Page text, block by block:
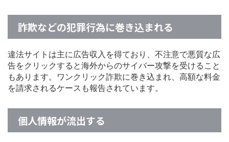
詐欺などの犯罪行為に巻き込まれる
違法サイトは主に広告収入を得ており、不注意で悪質な広
告をクリックすると海外からのサイバー攻撃を受けること
もあります。ワンクリック詐欺に巻き込まれ、高額な料金
を請求されるケースも報告されています。
個人情報が流出する